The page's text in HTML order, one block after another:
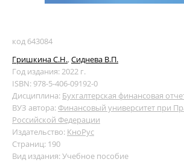
код 643084
Гришкина С.Н., Сиднева В.П.
Год издания: 2022 г.
ISBN: 978-5-406-09192-0
Дисциплина: Бухгалтерская финансовая
ВУЗ автора: Финансовый университет при
Российской Федерации
Издательство: КноРус
Страниц: 190
Вид издания: Учебное пособие